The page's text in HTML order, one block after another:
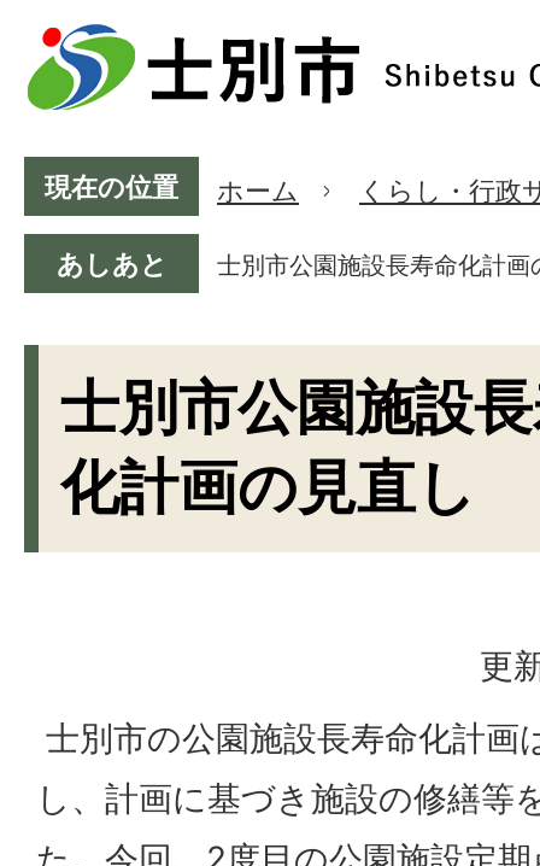
現在の位置 ホーム くらし・行政
あしあと 士別市公園施設長寿命化計画
士別市公園施設
化計画の見直し
更
士別市の公園施設長寿命化計画
し、計画に基づき施設の修繕等